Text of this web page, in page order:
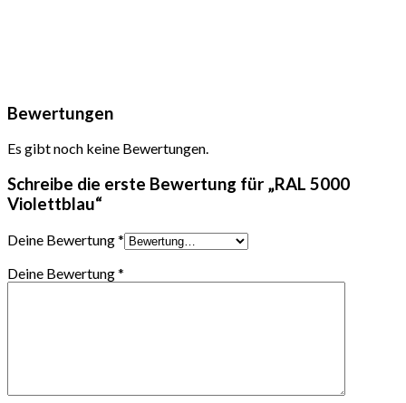
Bewertungen
Es gibt noch keine Bewertungen.
Schreibe die erste Bewertung für „RAL 5000
Violettblau“
Deine Bewertung*
Deine Bewertung*